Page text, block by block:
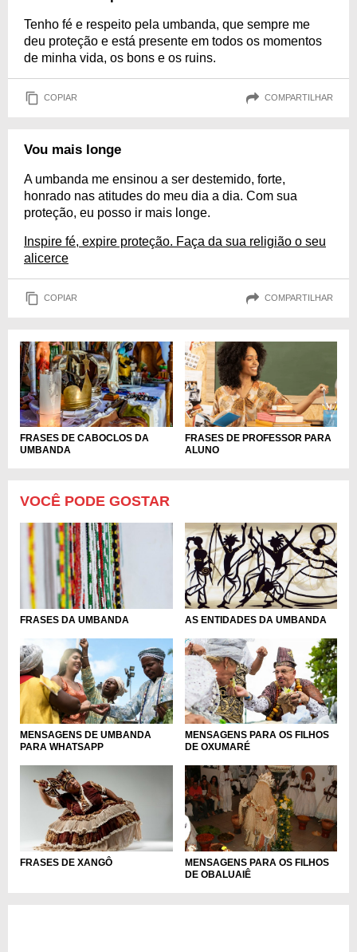
Tenho fé e respeito pela umbanda, que sempre me
deu proteção e está presente em todos os momentos
de minha vida, os bons e os ruins.
COPIAR COMPARTILHAR
Vou mais longe
A umbanda me ensinou a ser destemido, forte,
honrado nas atitudes do meu dia a dia. Com sua
proteção, eu posso ir mais longe.
Inspire fé, expire proteção. Faça da sua religião o seu
alicerce
COPIAR COMPARTILHAR
FRASES DE CABOCLOS DA
UMBANDA
FRASES DE PROFESSOR PARA
ALUNO
VOCÊ PODE GOSTAR
FRASES DA UMBANDA AS ENTIDADES DA UMBANDA
MENSAGENS DE UMBANDA
PARA WHATSAPP
MENSAGENS PARA OS FILHOS
DE OXUMARÉ
FRASES DE XANGÔ
MENSAGENS PARA OS FILHOS
DE OBALUAIÊ